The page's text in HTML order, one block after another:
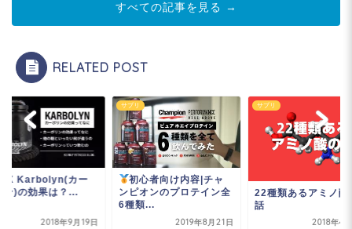
すべての記事を見る →
RELATED POST
Karbolyn(カー
ン)の効果は？...
2018年9月19日
サプリ
初心者向け内容|チャ
ンピオンのプロテイン全
6種類...
2019年8月21日
サプリ
22種類あるアミノ酸
話
2018年4